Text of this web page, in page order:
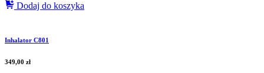
Dodaj do koszyka
Inhalator C801
349,00 zł